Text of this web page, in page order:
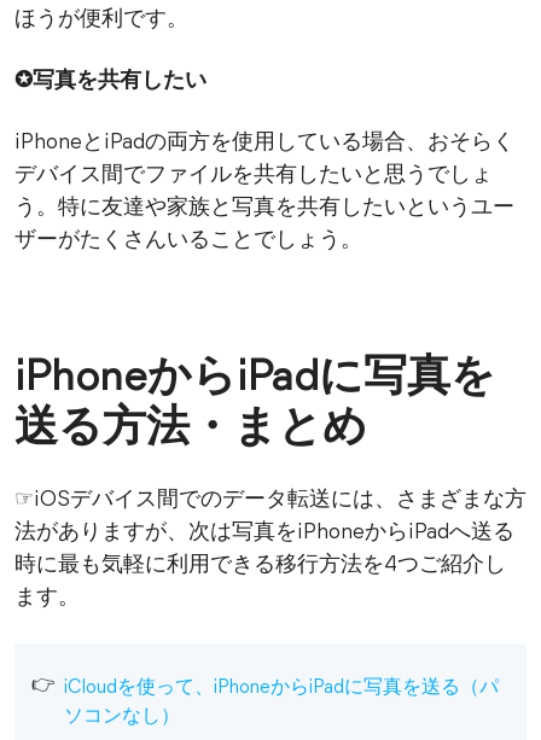
ほうが便利です。
✪写真を共有したい
iPhoneとiPadの両方を使用している場合、おそらく
デバイス間でファイルを共有したいと思うでしょ
う。特に友達や家族と写真を共有したいというユー
ザーがたくさんいることでしょう。
iPhoneからiPadに写真を
送る方法・まとめ
☞iOSデバイス間でのデータ転送には、さまざまな方
法がありますが、次は写真をiPhoneからiPadへ送る
時に最も気軽に利用できる移行方法を4つご紹介し
ます。
iCloudを使って、iPhoneからiPadに写真を送る（パ
ソコンなし）